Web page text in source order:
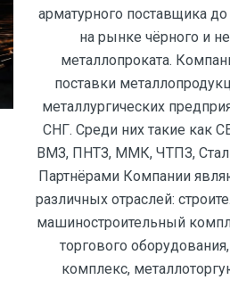
арматурного поставщика до
на рынке чёрного и
металлопроката.
поставки
металлургических
СНГ. Среди них такие как
ВМЗ, ПНТЗ, ММК, ЧТПЗ,
Партнёрами Компании
различных отраслей:
машиностроительный
торгового
комплекс,